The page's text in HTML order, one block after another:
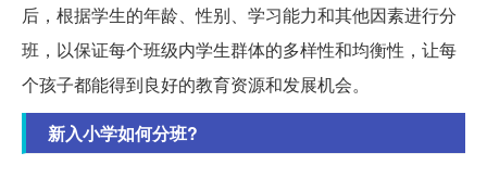
后，根据学生的年龄、性别、学习能力和其他因素进行分
班，以保证每个班级内学生群体的多样性和均衡性，让每
个孩子都能得到良好的教育资源和发展机会。
新入小学如何分班?